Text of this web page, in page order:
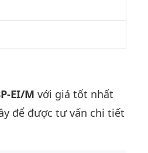
EI/M với giá tốt nhất
để được tư vấn chi tiết